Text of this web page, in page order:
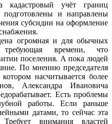
кадастровый учёт границ
и направлены
субсидии на оформление
огромная и для обычных
времени, что
поселения. А пока людей
По мнению председателя
насчитывается более
Александра Ивановича
Есть проблемы
работы. Если раньше
датами, то сейчас эта
внимания властей